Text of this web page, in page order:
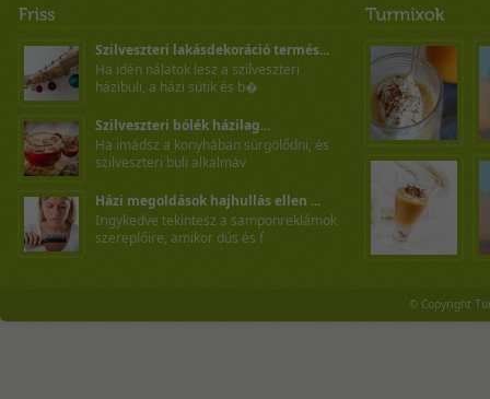
Szilveszteri lakásdekoráció termés...
Ha idén nálatok lesz a szilveszteri
házibuli, a házi sütik és b�
Szilveszteri bólék házilag...
Ha imádsz a konyhában sürgölődni, és
szilveszteri buli alkalmáv
Házi megoldások hajhullás ellen ...
Irigykedve tekintesz a samponreklámok
szereplőire, amikor dús és f
© Copyright